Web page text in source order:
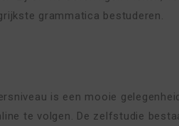
grammatica bestuderen.
is een mooie
te volgen. De zelfstudie